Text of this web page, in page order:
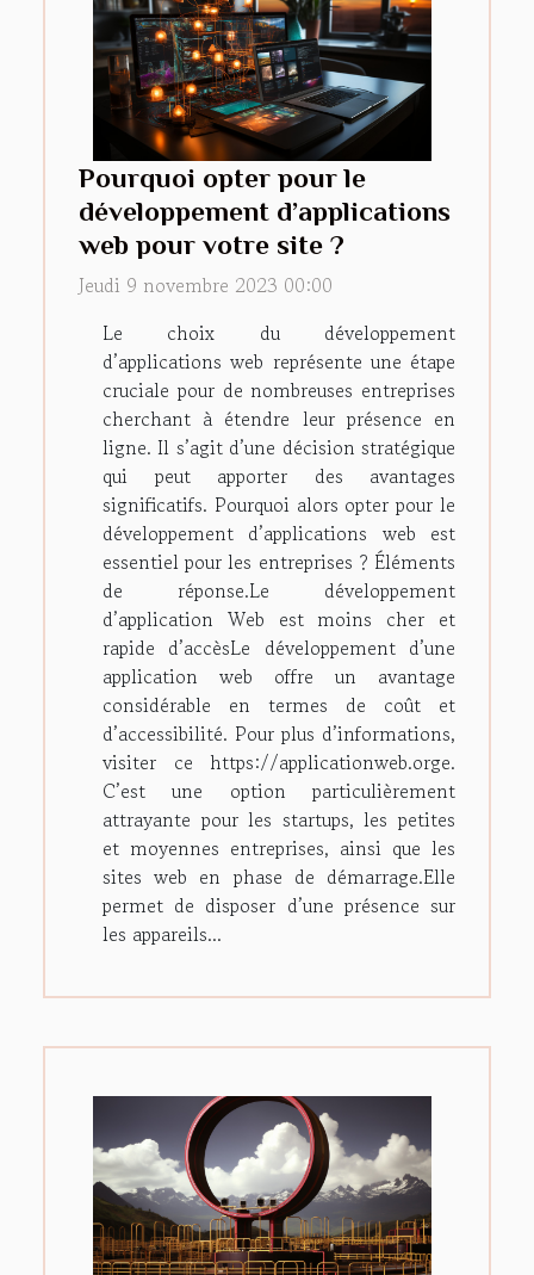
Pourquoi opter pour le
développement d’applications
web pour votre site ?
Jeudi 9 novembre 2023 00:00
Le choix du développement
d’applications web représente une étape
cruciale pour de nombreuses entreprises
cherchant à étendre leur présence en
ligne. Il s’agit d’une décision stratégique
qui peut apporter des avantages
significatifs. Pourquoi alors opter pour le
développement d’applications web est
essentiel pour les entreprises ? Éléments
de réponse.Le développement
d’application Web est moins cher et
rapide d’accèsLe développement d’une
application web offre un avantage
considérable en termes de coût et
d’accessibilité. Pour plus d’informations,
visiter ce https://applicationweb.orge.
C’est une option particulièrement
attrayante pour les startups, les petites
et moyennes entreprises, ainsi que les
sites web en phase de démarrage.Elle
permet de disposer d’une présence sur
les appareils...